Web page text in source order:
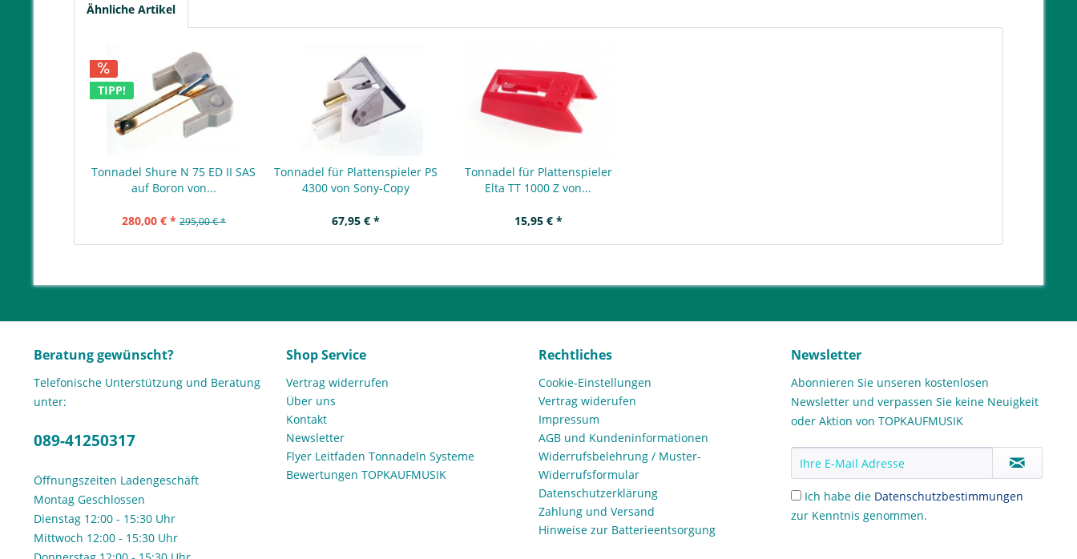
Ähnliche Artikel
TIPP!
Tonnadel Shure N 75 ED II SAS
auf Boron von...
280,00 € * 295,00 € *
Tonnadel für Plattenspieler PS
4300 von Sony-Copy
67,95 € *
Tonnadel für Plattenspieler
Elta TT 1000 Z von...
15,95 € *
Beratung gewünscht?
Telefonische Unterstützung und Beratung
unter:
089-41250317
Öffnungszeiten Ladengeschäft
Montag Geschlossen
Dienstag 12:00 - 15:30 Uhr
Mittwoch 12:00 - 15:30 Uhr
Shop Service
Vertrag widerrufen
Über uns
Kontakt
Newsletter
Flyer Leitfaden Tonnadeln Systeme
Bewertungen TOPKAUFMUSIK
Rechtliches
Cookie-Einstellungen
Vertrag widerufen
Impressum
AGB und Kundeninformationen
Widerrufsbelehrung / Muster-
Widerrufsformular
Datenschutzerklärung
Zahlung und Versand
Hinweise zur Batterieentsorgung
Newsletter
Abonnieren Sie unseren kostenlosen
Newsletter und verpassen Sie keine Neuigkeit
oder Aktion von TOPKAUFMUSIK
Ich habe die Datenschutzbestimmungen
zur Kenntnis genommen.